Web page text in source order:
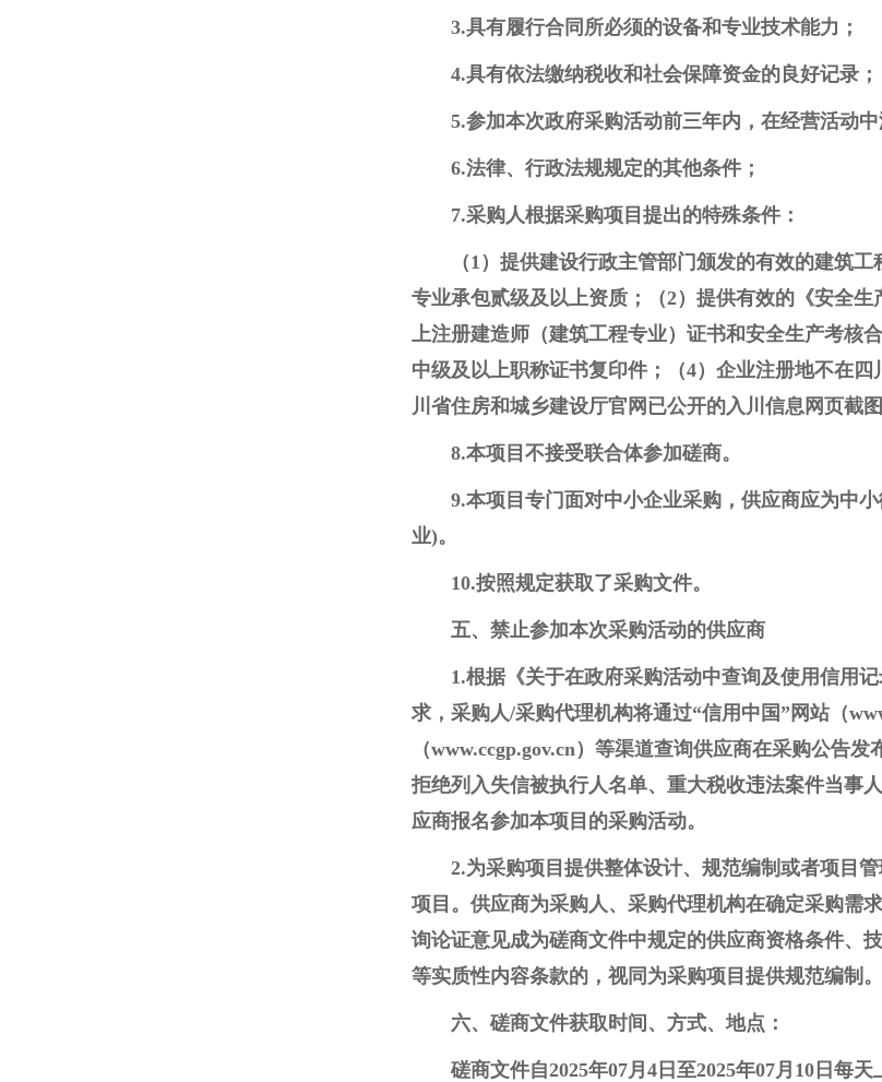
3.具有履行合同所必须的设备和专业技术能力；
4.具有依法缴纳税收和社会保障资金的良好记录；
5.参加本次政府采购活动前三年内，在经营活动中
6.法律、行政法规规定的其他条件；
7.采购人根据采购项目提出的特殊条件：
（1）提供建设行政主管部门颁发的有效的建筑
专业承包贰级及以上资质；（2）提供有效的《安全
上注册建造师（建筑工程专业）证书和安全生产考核
中级及以上职称证书复印件；（4）企业注册地不在
川省住房和城乡建设厅官网已公开的入川信息网页截图
8.本项目不接受联合体参加磋商。
9.本项目专门面对中小企业采购，供应商应为中
业)。
10.按照规定获取了采购文件。
五、禁止参加本次采购活动的供应商
1.根据《关于在政府采购活动中查询及使用信用
求，采购人/采购代理机构将通过“信用中国”网站（
（www.ccgp.gov.cn）等渠道查询供应商在采购公告
拒绝列入失信被执行人名单、重大税收违法案件当事
应商报名参加本项目的采购活动。
2.为采购项目提供整体设计、规范编制或者项目
项目。供应商为采购人、采购代理机构在确定采购需
询论证意见成为磋商文件中规定的供应商资格条件、
等实质性内容条款的，视同为采购项目提供规范编制。
六、磋商文件获取时间、方式、地点：
磋商文件自2025年07月4日至2025年07月10日每